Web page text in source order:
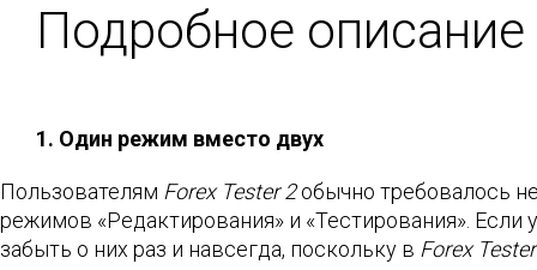
Подробное описание
1. Один режим вместо двух
Пользователям Forex Tester 2обычно требовалось
режимов «Редактирования» и «Тестирования».
забыть о них раз и навсегда, поскольку в Forex